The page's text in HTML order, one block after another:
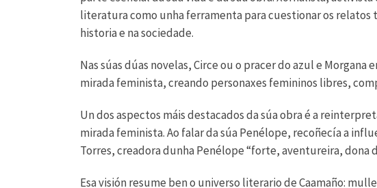
literatura como unha ferramenta para cuestionar os
historia e na sociedade.
Nas súas dúas novelas, Circe ou o pracer do azul e
mirada feminista, creando personaxes femininos libres,
Un dos aspectos máis destacados da súa obra é a
mirada feminista. Ao falar da súa Penélope, recoñecía a
Torres, creadora dunha Penélope “forte, aventureira, dona
Esa visión resume ben o universo literario de Caamaño: